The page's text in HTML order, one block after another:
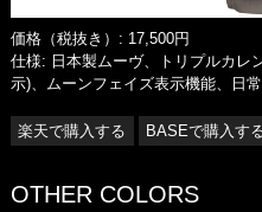
価格（税抜き）: 17,500円
仕様: 日本製ムーヴ、トリプルカレ
示)、ムーンフェイズ表示機能、日
楽天で購入する BASEで購入す
OTHER COLORS